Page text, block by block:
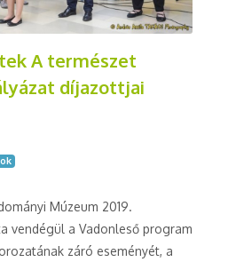
A természet
díjazottjai
Múzeum 2019.
vendégül a Vadonleső program
záró eseményét, a